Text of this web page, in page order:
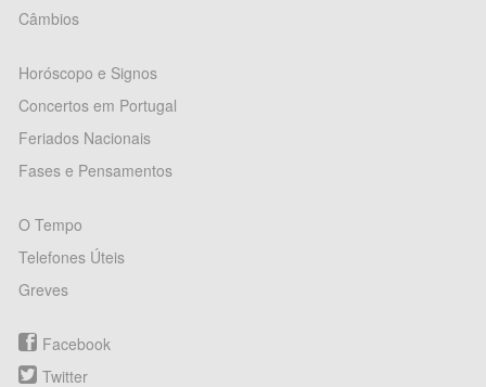
Câmbios
Horóscopo e Signos
Concertos em Portugal
Feriados Nacionais
Fases e Pensamentos
O Tempo
Telefones Úteis
Greves
Facebook
Twitter